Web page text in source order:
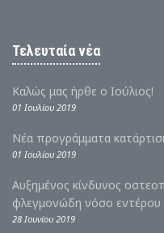
Τελευταία νέα
Καλώς μας ήρθε ο Ιούλιος!
01 Ιουλίου 2019
Νέα προγράμματα
01 Ιουλίου 2019
Αυξημένος κίνδυνος
φλεγμονώδη νόσο εντέρου
28 Ιουνίου 2019